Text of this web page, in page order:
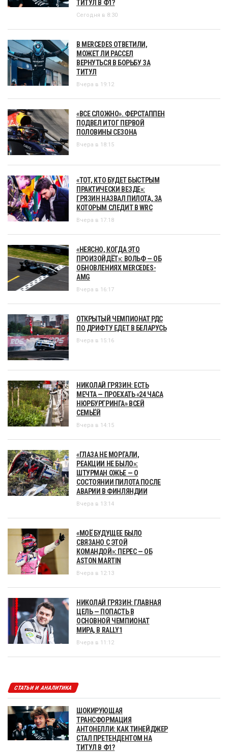
ТИТУЛ В Ф1?
Сегодня в 8:30
В MERCEDES ОТВЕТИЛИ,
МОЖЕТ ЛИ РАССЕЛ
ВЕРНУТЬСЯ В БОРЬБУ ЗА
ТИТУЛ
Вчера в 19:12
«ВСЕ СЛОЖНО». ФЕРСТАППЕН
ПОДВЕЛ ИТОГ ПЕРВОЙ
ПОЛОВИНЫ СЕЗОНА
Вчера в 18:15
«ТОТ, КТО БУДЕТ БЫСТРЫМ
ПРАКТИЧЕСКИ ВЕЗДЕ»:
ГРЯЗИН НАЗВАЛ ПИЛОТА, ЗА
КОТОРЫМ СЛЕДИТ В WRC
Вчера в 17:18
«НЕЯСНО, КОГДА ЭТО
ПРОИЗОЙДЁТ»: ВОЛЬФ — ОБ
ОБНОВЛЕНИЯХ MERCEDES-
AMG
Вчера в 16:17
ОТКРЫТЫЙ ЧЕМПИОНАТ РДС
ПО ДРИФТУ ЕДЕТ В БЕЛАРУСЬ
Вчера в 15:16
НИКОЛАЙ ГРЯЗИН: ЕСТЬ
МЕЧТА — ПРОЕХАТЬ «24 ЧАСА
НЮРБУРГРИНГА» ВСЕЙ
СЕМЬЁЙ
Вчера в 14:15
«ГЛАЗА НЕ МОРГАЛИ,
РЕАКЦИИ НЕ БЫЛО»:
ШТУРМАН ОЖЬЕ — О
СОСТОЯНИИ ПИЛОТА ПОСЛЕ
АВАРИИ В ФИНЛЯНДИИ
Вчера в 13:14
«МОЁ БУДУЩЕЕ БЫЛО
СВЯЗАНО С ЭТОЙ
КОМАНДОЙ»: ПЕРЕС — ОБ
ASTON MARTIN
Вчера в 12:13
НИКОЛАЙ ГРЯЗИН: ГЛАВНАЯ
ЦЕЛЬ — ПОПАСТЬ В
ОСНОВНОЙ ЧЕМПИОНАТ
МИРА, В RALLY1
Вчера в 11:12
СТАТЬИ И АНАЛИТИКА
ШОКИРУЮЩАЯ
ТРАНСФОРМАЦИЯ
АНТОНЕЛЛИ: КАК ТИНЕЙДЖЕР
СТАЛ ПРЕТЕНДЕНТОМ НА
ТИТУЛ В Ф1?